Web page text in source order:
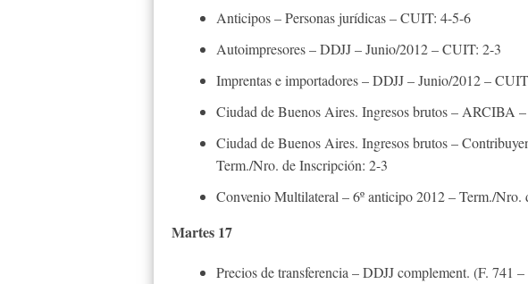
Anticipos – Personas jurídicas – CUIT: 4-5-6
Autoimpresores – DDJJ – Junio/2012 – CUIT: 2-3
Imprentas e importadores – DDJJ – Junio/2012 –
Ciudad de Buenos Aires. Ingresos brutos – ARCIBA
Ciudad de Buenos Aires. Ingresos brutos –
Term./Nro. de Inscripción: 2-3
Convenio Multilateral – 6º anticipo 2012 – Term./Nro.
Martes 17
Precios de transferencia – DDJJ complement. (F. 741